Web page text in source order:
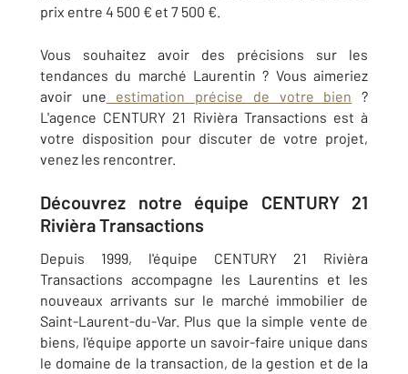
prix entre 4 500 € et 7 500 €.
Vous souhaitez avoir des précisions sur les
tendances du marché Laurentin ? Vous aimeriez
avoir une estimation précise de votre bien ?
L'agence CENTURY 21 Rivièra Transactions est à
votre disposition pour discuter de votre projet,
venez les rencontrer.
Découvrez notre équipe CENTURY 21
Rivièra Transactions
Depuis 1999, l'équipe CENTURY 21 Rivièra
Transactions accompagne les Laurentins et les
nouveaux arrivants sur le marché immobilier de
Saint-Laurent-du-Var. Plus que la simple vente de
biens, l'équipe apporte un savoir-faire unique dans
le domaine de la transaction, de la gestion et de la